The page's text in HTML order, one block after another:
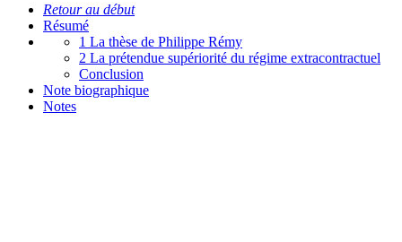
Retour au début
Résumé
1 La thèse de Philippe Rémy
2 La prétendue supériorité du régime extracontractuel
Conclusion
Note biographique
Notes